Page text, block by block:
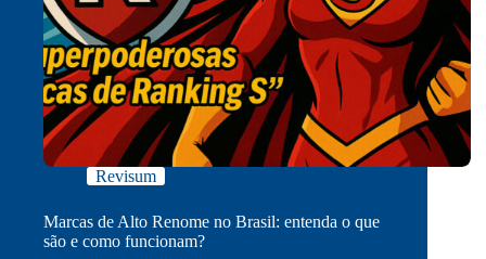
Revisum
Marcas de Alto Renome no Brasil: entenda o que
são e como funcionam?